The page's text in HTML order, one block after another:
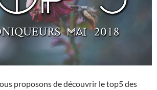
proposons de découvrir le top5 des